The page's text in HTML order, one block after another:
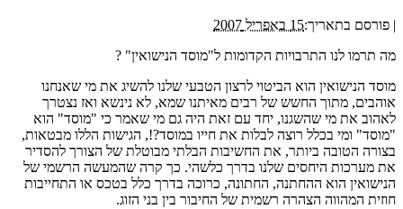
| פורסם בתאריך:15 באפריל 2007
מה תרמו לנו התרבויות הקדומות ל"מוסד הנישואין" ?
מוסד הנישואין הוא הביטוי לרצון הטבעי שלנו להשיג את מי שאנחנו
אוהבים, מתוך החשש של רבים מאיתנו שמא, לא נינשא ואז נצטרך
לאהוב את מי שהשגנו, יחד עם זאת היה גם מי שאמר כי "מוסד" הוא
"מוסד" ומי בכלל רוצה לבלות את חייו במוסד?!, הגישות הללו מבטאות,
בצורה הטובה ביותר, את החשיבות הבלתי מבוטלת של הצורך להסדיר
את מערכות היחסים שלנו בדרך כלשהי. כך קרה שהמעשה הרשמי של
הנישואין הוא ההחתנה, החתונה, כרוכה בדרך כלל בטכס או התחייבות
חוזית המהווה הצהרה רשמית של החיבור בין בני הזוג.